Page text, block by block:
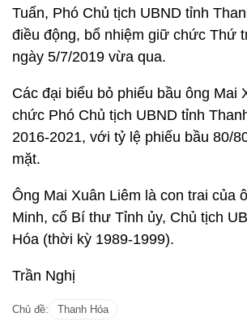
Tuấn, Phó Chủ tịch UBND tỉnh
điều động, bổ nhiệm giữ chức Thứ
ngày 5/7/2019 vừa qua.
Các đại biểu bỏ phiếu bầu ông Mai
chức Phó Chủ tịch UBND tỉnh
2016-2021, với tỷ lệ phiếu bầu 80/
mặt.
Ông Mai Xuân Liêm là con trai của
Minh, cố Bí thư Tỉnh ủy, Chủ tịch
Hóa (thời kỳ 1989-1999).
Trần Nghị
Chủ đề: Thanh Hóa